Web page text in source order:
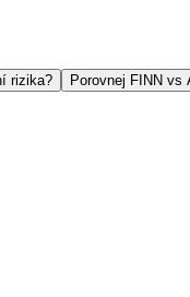
rizika? Porovnej FINN vs